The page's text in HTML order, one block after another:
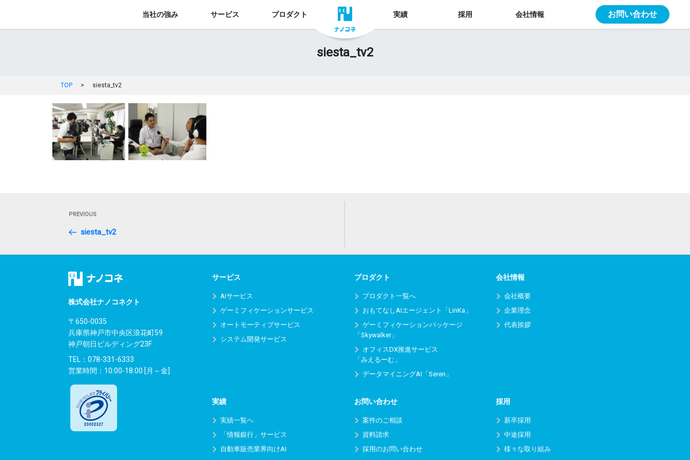
当社の強み サービス プロダクト 実績 採用 会社情報 お問い合わせ
siesta_tv2
TOP > siesta_tv2
ビ
ゲ
ョ
ン
Previous
Post
PREVIOUS
siesta_tv2
株式会社ナノコネクト
〒650-0035
兵庫県神戸市中央区浪花町59
神戸朝日ビルディング23F
TEL： 078-331-6333
営業時間：10:00-18:00 [月～金]
サービス
AIサービス
ゲーミフィケーションサービス
オートモーティブサービス
システム開発サービス
プロダクト
プロダクト一覧へ
おもてなしAIエージェント「LinKa」
ゲーミフィケーションパッケージ
「Skywalker」
オフィスDX推進サービス
「みえるーむ」
データマイニングAI「Seren」
会社情報
会社概要
企業理念
代表挨拶
実績
実績一覧へ
「情報銀行」サービス
自動車販売業界向けAI
お問い合わせ
案件のご相談
資料請求
採用のお問い合わせ
採用
新卒採用
中途採用
様々な取り組み